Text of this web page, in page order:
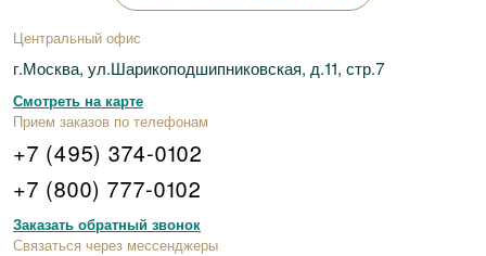
Центральный офис
г.Москва, ул.Шарикоподшипниковская, д.11, стр.7
Смотреть на карте
Прием заказов по телефонам
+7 (495) 374-0102
+7 (800) 777-0102
Заказать обратный звонок
Связаться через мессенджеры